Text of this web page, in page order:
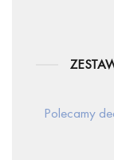
Polecamy